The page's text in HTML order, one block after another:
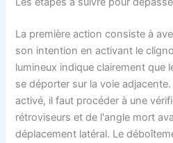
La première action consiste à
son intention en activant le
lumineux indique clairement que
se déporter sur la voie
activé, il faut procéder à une
rétroviseurs et de l'angle mort
déplacement latéral. Le